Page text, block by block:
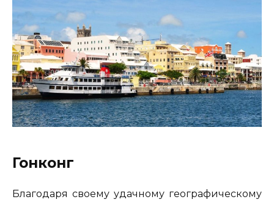
Гонконг
Благодаря своему удачному географическому